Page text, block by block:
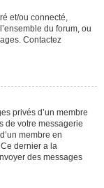
et/ou connecté,
du forum, ou
Contactez
privés d’un membre
de votre messagerie
membre en
dernier a la
des messages